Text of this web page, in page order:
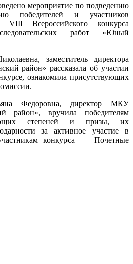
мероприятие по подведению
победителей и участников
VIII Всероссийского конкурса
работ «Юный
заместитель директора
район» рассказала об участии
ознакомила присутствующих
Федоровна, директор МКУ
вручила победителям
степеней и призы, их
за активное участие в
конкурса — Почетные